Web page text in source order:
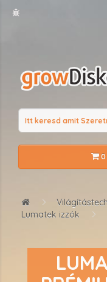
0
Lumatek izzók